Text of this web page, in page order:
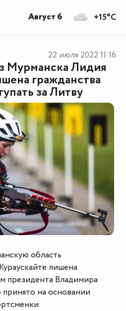
Мурманска Лидия
гражданства
за Литву
22 июля 2022 11:16
область
лишена
президента Владимира
на основании
+15°C
Август 6